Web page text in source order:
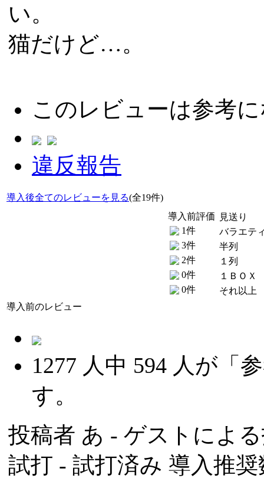
い。
猫だけど…。
このレビューは参考
違反報告
導入後全てのレビューを見る(全19件)
導入前評価
1件
3件
2件
0件
0件
見送り
バラエテ
半列
１列
１ＢＯＸ
それ以上
導入前のレビュー
1277 人中 594 人が「
す。
投稿者 あ - ゲストによ
試打 - 試打済み 導入推